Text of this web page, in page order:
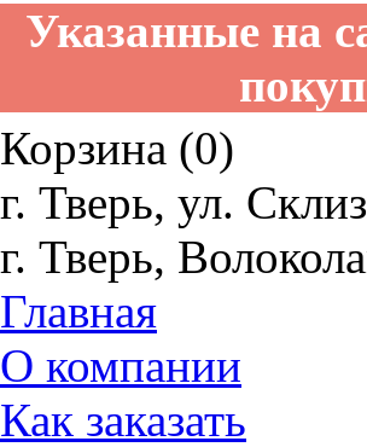
Указанные на
Корзина (0)
г. Тверь, ул.
г. Тверь,
Главная
О компании
Как заказать